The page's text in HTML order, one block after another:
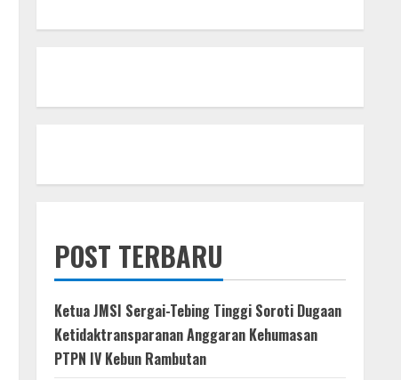
POST TERBARU
Ketua JMSI Sergai-Tebing Tinggi Soroti Dugaan
Ketidaktransparanan Anggaran Kehumasan
PTPN IV Kebun Rambutan